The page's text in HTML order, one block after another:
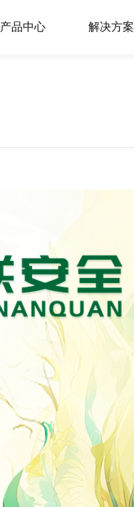
产品中心 解决方案